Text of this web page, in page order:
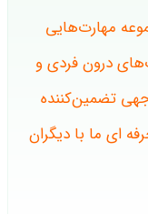
مهارت‌هایی
درون فردی و
تضمین‌کننده
ای ما با دیگران